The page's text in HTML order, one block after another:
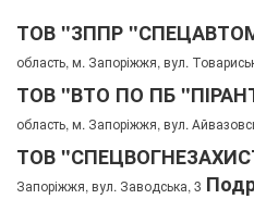
ТОВ "ЗППР
область, м. Запоріжжя, вул.
ТОВ "ВТО ПО ПБ
область, м. Запоріжжя, вул.
ТОВ
Запоріжжя, вул. Заводська, 3